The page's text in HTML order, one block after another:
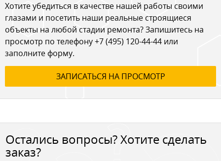
Хотите убедиться в качестве нашей работы своими
глазами и посетить наши реальные строящиеся
объекты на любой стадии ремонта? Запишитесь на
просмотр по телефону+7 (495) 120-44-44 или
заполните форму.
ЗАПИСАТЬСЯ НА ПРОСМОТР
Остались вопросы? Хотите сделать
заказ?